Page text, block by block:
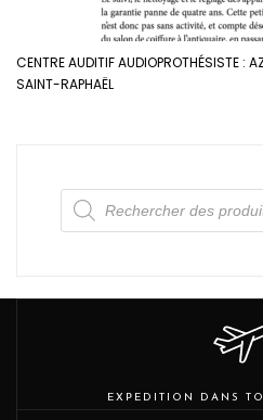
CENTRE AUDITIF AUDIOPROTHÉSISTE :
SAINT-RAPHAËL
Recherche
de
produits
EXPEDITION DANS